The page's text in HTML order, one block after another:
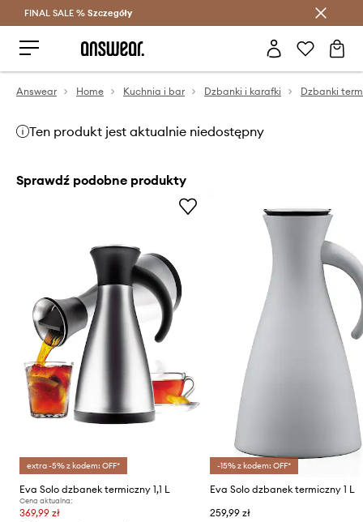
Oszczędzaj z Answear Club >
FINAL SALE % Szczegóły
Answear Home Kuchnia i bar Dzbanki i karafki Dzbanki
Ten produkt jest aktualnie niedostępny
Sprawdź podobne produkty
extra -5% z kodem: OFF*
Eva Solo dzbanek termiczny 1,1 L
Cena aktualna:
369,99 zł
-15% z kodem: OFF*
Eva Solo dzbanek termiczny 1 L
259,99 zł